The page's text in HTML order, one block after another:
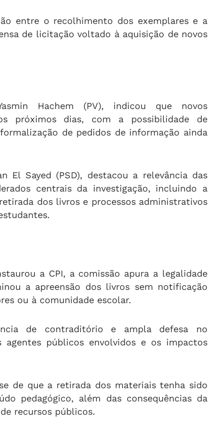
entre o recolhimento dos exemplares e a
de licitação voltado à aquisição de novos
Hachem (PV), indicou que novos
próximos dias, com a possibilidade de
de pedidos de informação ainda
El Sayed (PSD), destacou a relevância das
centrais da investigação, incluindo a
dos livros e processos administrativos
a CPI, a comissão apura a legalidade
a apreensão dos livros sem notificação
ou à comunidade escolar.
de contraditório e ampla defesa no
agentes públicos envolvidos e os impactos
de que a retirada dos materiais tenha sido
pedagógico, além das consequências da
recursos públicos.